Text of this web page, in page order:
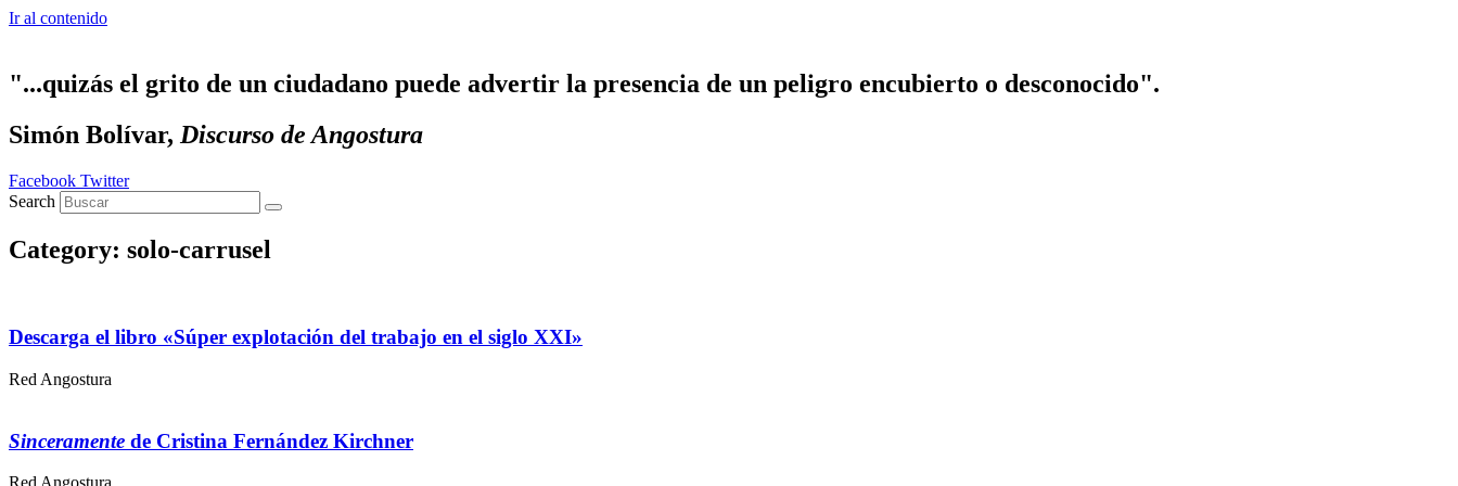
Ir al contenido
"...quizás el grito de un ciudadano puede advertir la presencia de un peligro encubierto o desconocido".
Simón Bolívar, Discurso de Angostura
Facebook Twitter
Search
Category: solo-carrusel
Descarga el libro «Súper explotación del trabajo en el siglo XXI»
Red Angostura
Sinceramente de Cristina Fernández Kirchner